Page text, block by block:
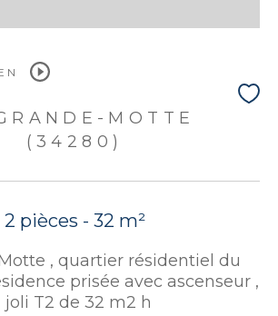
MOTTE
(34280)
2 pièces - 32 m²
, quartier résidentiel du
prisée avec ascenseur ,
joli T2 de 32 m2 h